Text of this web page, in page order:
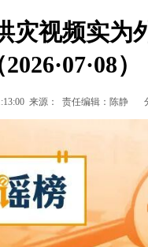
灾视频实为
2026·07·08）
来源： 责任编辑：陈静